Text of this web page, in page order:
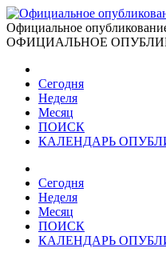
Официальное
ОФИЦИАЛЬНОЕ
Сегодня
Неделя
Месяц
ПОИСК
КАЛЕНДАРЬ
Сегодня
Неделя
Месяц
ПОИСК
КАЛЕНДАРЬ